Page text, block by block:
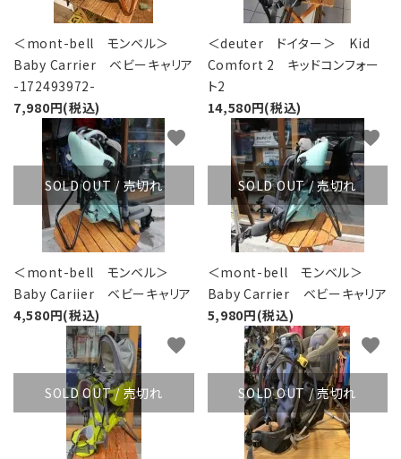
＜mont-bell モンベル＞
Baby Carrier ベビーキャリア
-172493972-
7,980円(税込)
＜deuter ドイター＞ Kid
Comfort 2 キッドコンフォー
ト2
14,580円(税込)
SOLD OUT / 売切れ
＜mont-bell モンベル＞
Baby Cariier ベビーキャリア
4,580円(税込)
favorite
SOLD OUT / 売切れ
＜mont-bell モンベル＞
Baby Carrier ベビーキャリア
5,980円(税込)
favorite
SOLD OUT / 売切れ
favorite
SOLD OUT / 売切れ
favorite